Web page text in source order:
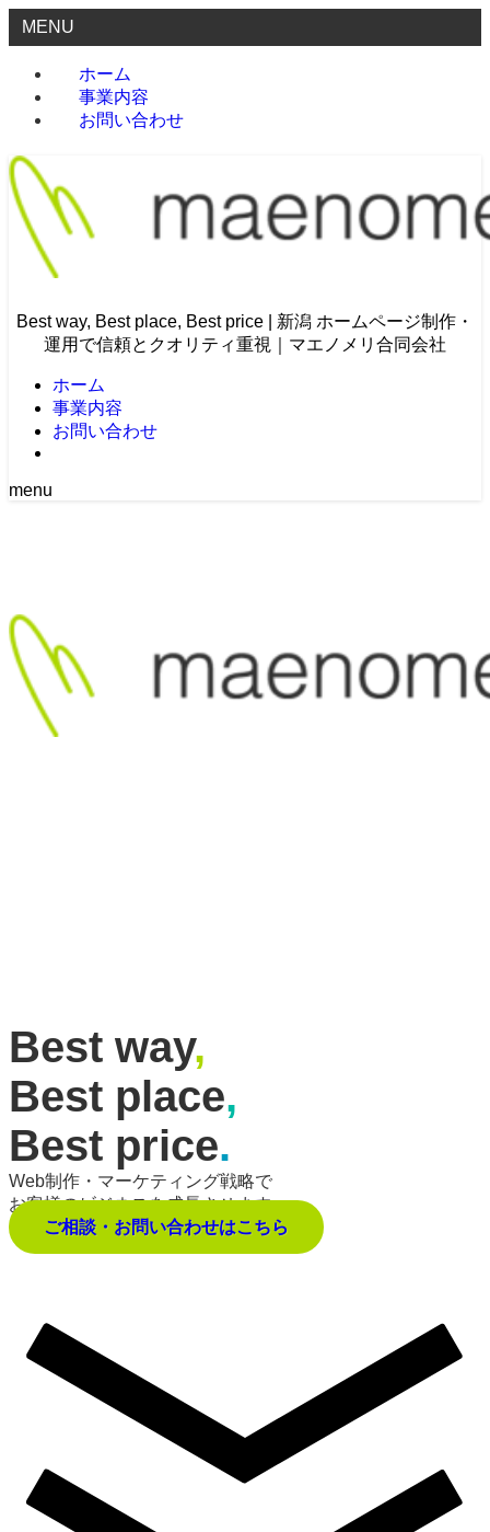
MENU
ホーム
事業内容
お問い合わせ
Best way, Best place, Best price | 新潟 ホームページ制作・
運用で信頼とクオリティ重視｜マエノメリ合同会社
ホーム
事業内容
お問い合わせ
menu
Best way,
Best place,
Best price.
Web制作・マーケティング戦略で
お客様のビジネスを成長させます。
ご相談・お問い合わせはこちら